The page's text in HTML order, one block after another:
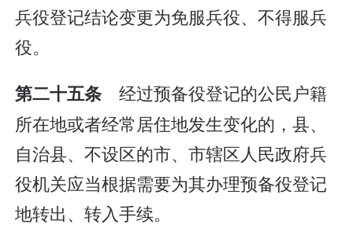
兵役登记结论变更为免服兵役、不得服兵
役。
第二十五条经过预备役登记的公民户籍
所在地或者经常居住地发生变化的，县、
自治县、不设区的市、市辖区人民政府兵
役机关应当根据需要为其办理预备役登记
地转出、转入手续。